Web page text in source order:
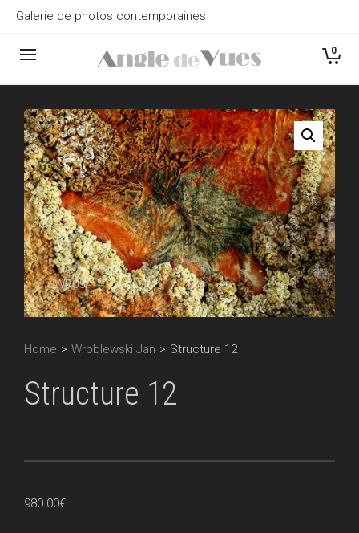
Galerie de photos contemporaines
0
JWR05
Home > Wroblewski Jan > Structure 12
Structure 12
980.00€